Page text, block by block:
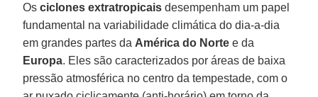
Osciclones extratropicais desempenham um papel
fundamental na variabilidade climática do dia-a-dia
em grandes partes da América do Norte e da
Europa. Eles são caracterizados por áreas de baixa
pressão atmosférica no centro da tempestade, com o